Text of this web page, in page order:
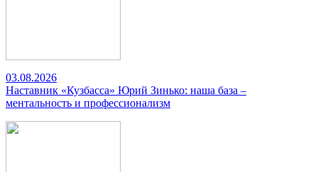
03.08.2026
Наставник «Кузбасса» Юрий Зинько: наша база –
ментальность и профессионализм